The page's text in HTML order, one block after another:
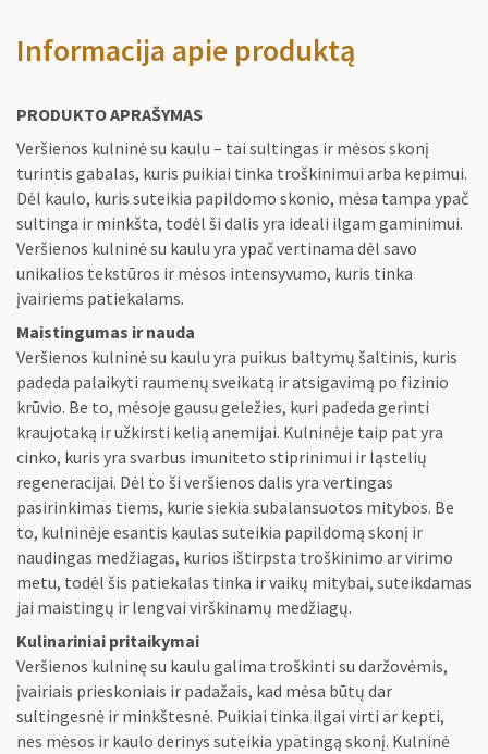
Informacija apie produktą
PRODUKTO APRAŠYMAS
Veršienos kulninė su kaulu – tai sultingas ir mėsos skonį
turintis gabalas, kuris puikiai tinka troškinimui arba kepimui.
Dėl kaulo, kuris suteikia papildomo skonio, mėsa tampa ypač
sultinga ir minkšta, todėl ši dalis yra ideali ilgam gaminimui.
Veršienos kulninė su kaulu yra ypač vertinama dėl savo
unikalios tekstūros ir mėsos intensyvumo, kuris tinka
įvairiems patiekalams.
Maistingumas ir nauda
Veršienos kulninė su kaulu yra puikus baltymų šaltinis, kuris
padeda palaikyti raumenų sveikatą ir atsigavimą po fizinio
krūvio. Be to, mėsoje gausu geležies, kuri padeda gerinti
kraujotaką ir užkirsti kelią anemijai. Kulninėje taip pat yra
cinko, kuris yra svarbus imuniteto stiprinimui ir ląstelių
regeneracijai. Dėl to ši veršienos dalis yra vertingas
pasirinkimas tiems, kurie siekia subalansuotos mitybos. Be
to, kulninėje esantis kaulas suteikia papildomą skonį ir
naudingas medžiagas, kurios ištirpsta troškinimo ar virimo
metu, todėl šis patiekalas tinka ir vaikų mitybai, suteikdamas
jai maistingų ir lengvai virškinamų medžiagų.
Kulinariniai pritaikymai
Veršienos kulninę su kaulu galima troškinti su daržovėmis,
įvairiais prieskoniais ir padažais, kad mėsa būtų dar
sultingesnė ir minkštesnė. Puikiai tinka ilgai virti ar kepti,
nes mėsos ir kaulo derinys suteikia ypatingą skonį. Kulninė